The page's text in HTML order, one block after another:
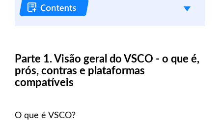
Parte 1. Visão geral do VSCO - o que é,
prós, contras e plataformas
compatíveis
O que é VSCO?